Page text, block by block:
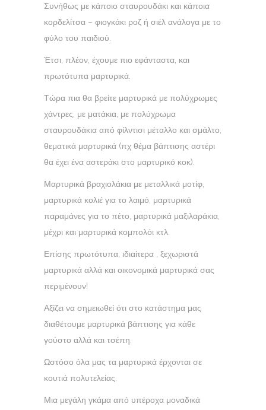
Συνήθως με κάποιο σταυρουδάκι και κάποια
κορδελίτσα – φιογκάκι ροζ ή σιέλ ανάλογα με το
φύλο του παιδιού.
Έτσι, πλέον, έχουμε πιο εφάνταστα, και
πρωτότυπα μαρτυρικά.
Τώρα πια θα βρείτε μαρτυρικά με πολύχρωμες
χάντρες, με ματάκια, με πολύχρωμα
σταυρουδάκια από φίλντισι μέταλλο και σμάλτο,
θεματικά μαρτυρικά (πχ θέμα βάπτισης αστέρι
θα έχει ένα αστεράκι στο μαρτυρικό κοκ).
Μαρτυρικά βραχιολάκια με μεταλλικά μοτίφ,
μαρτυρικά κολιέ για το λαιμό, μαρτυρικά
παραμάνες για το πέτο, μαρτυρικά μαξιλαράκια,
μέχρι και μαρτυρικά κομπολόι κτλ.
Επίσης πρωτότυπα, ιδιαίτερα , ξεχωριστά
μαρτυρικά αλλά και οικονομικά μαρτυρικά σας
περιμένουν!
Αξίζει να σημειωθεί ότι στο κατάστημα μας
διαθέτουμε μαρτυρικά βάπτισης για κάθε
γούστο αλλά και τσέπη.
Ωστόσο όλα μας τα μαρτυρικά έρχονται σε
κουτιά πολυτελείας.
Μια μεγάλη γκάμα από υπέροχα μοναδικά